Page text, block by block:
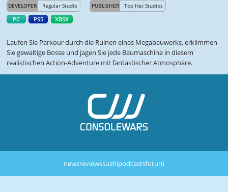
DEVELOPER Regular Studio PUBLISHER Top Hat Studios
PC PS5 XBSX
Laufen Sie Parkour durch die Ruinen eines Megabauwerks, erklimmen
Sie gewaltige Bosse und jagen Sie jede Baumaschine in diesem
realistischen Action-Adventure mit fantastischer Atmosphäre.
newsreviewssushipodcastsforum